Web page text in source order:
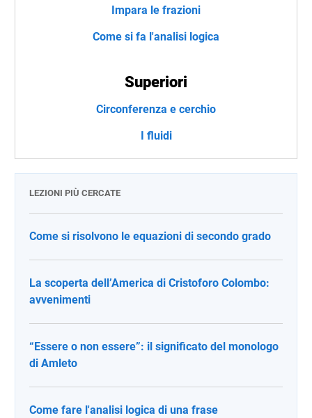
Impara le frazioni
Come si fa l'analisi logica
Superiori
Circonferenza e cerchio
I fluidi
LEZIONI PIÙ CERCATE
Come si risolvono le equazioni di secondo grado
La scoperta dell’America di Cristoforo Colombo:
avvenimenti
“Essere o non essere”: il significato del monologo
di Amleto
Come fare l'analisi logica di una frase